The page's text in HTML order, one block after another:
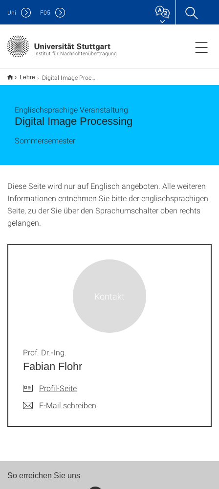
Institut für Nachrichtenübertragung
Uni F05
Lehre Digital Image Processing
Digital Image Processing
Englischsprachige Veranstaltung
Sommersemester
Diese Seite wird nur auf Englisch angeboten. Alle weiteren
Informationen entnehmen Sie bitte der englischsprachigen
Seite, zu der Sie über den Sprachumschalter oben rechts
gelangen.
Fabian Flohr
Prof. Dr.-Ing.
Profil-Seite
E-Mail schreiben
So erreichen Sie uns